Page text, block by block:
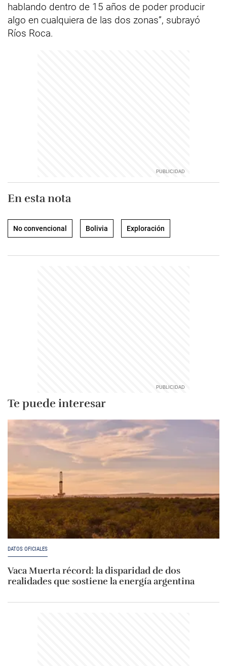
hablando dentro de 15 años de poder producir
algo en cualquiera de las dos zonas”, subrayó
Ríos Roca.
En esta nota
No convencional Bolivia Exploración
Te puede interesar
DATOS OFICIALES
Vaca Muerta récord: la disparidad de dos
realidades que sostiene la energía argentina